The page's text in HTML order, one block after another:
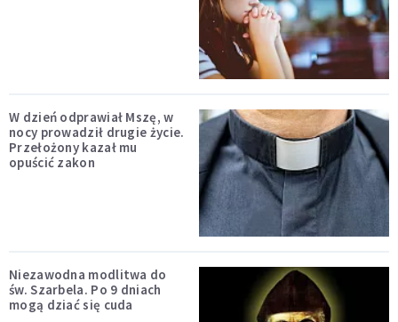
W dzień odprawiał Mszę, w
nocy prowadził drugie życie.
Przełożony kazał mu
opuścić zakon
Niezawodna modlitwa do
św. Szarbela. Po 9 dniach
mogą dziać się cuda